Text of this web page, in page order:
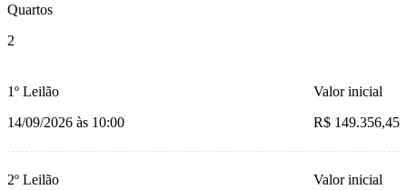
Quartos
2
1º Leilão
14/09/2026 às 10:00
Valor inicial
R$ 149.356,45
2º Leilão
Valor inicial